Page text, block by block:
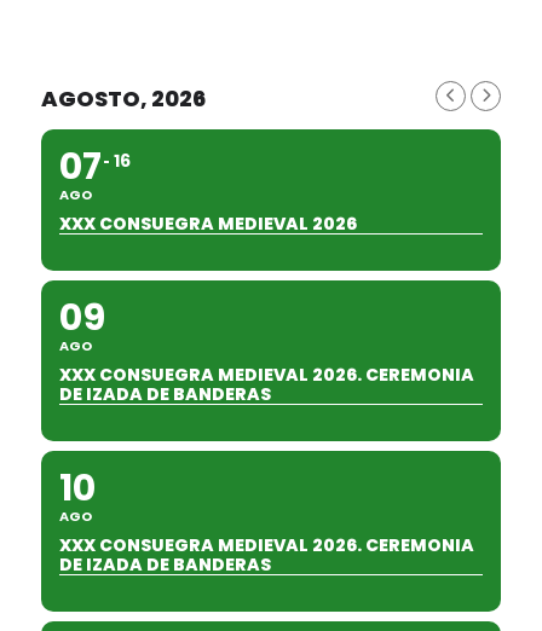
AGOSTO, 2026
07
AGO
16
XXX CONSUEGRA MEDIEVAL 2026
09
AGO
XXX CONSUEGRA MEDIEVAL 2026. CEREMONIA
DE IZADA DE BANDERAS
10
AGO
XXX CONSUEGRA MEDIEVAL 2026. CEREMONIA
DE IZADA DE BANDERAS